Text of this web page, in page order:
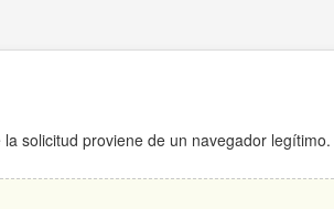
solicitud proviene de un navegador legítimo.